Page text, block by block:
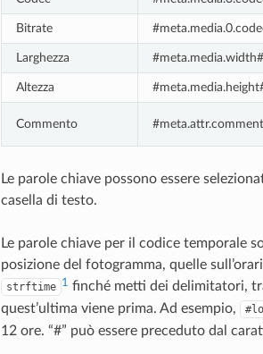
Bitrate
Larghezza #meta.media.width#
Altezza
Commento
Le parole chiave possono essere
casella di testo.
Le parole chiave per il codice temporale
posizione del fotogramma, quelle
strftime 1
finché metti dei delimitatori,
quest’ultima viene prima. Ad esempio,
12 ore. “#” può essere preceduto dal